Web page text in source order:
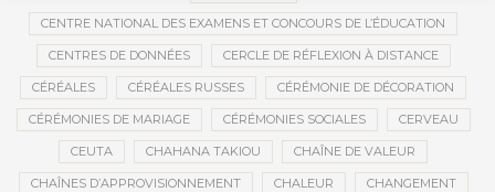
CENTRE NATIONAL DES EXAMENS ET CONCOURS DE L’ÉDUCATION
CENTRES DE DONNÉES CERCLE DE RÉFLEXION À DISTANCE
CÉRÉALES CÉRÉALES RUSSES CÉRÉMONIE DE DÉCORATION
CÉRÉMONIES DE MARIAGE CÉRÉMONIES SOCIALES CERVEAU
CEUTA CHAHANA TAKIOU CHAÎNE DE VALEUR
CHAÎNES D’APPROVISIONNEMENT CHALEUR CHANGEMENT